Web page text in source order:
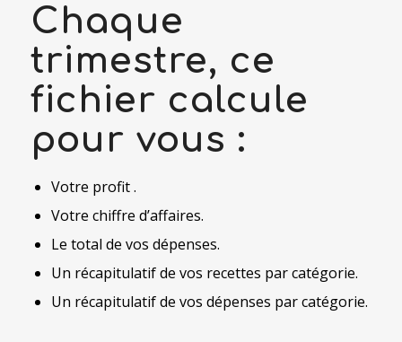
Chaque
trimestre, ce
fichier calcule
pour vous :
Votre profit .
Votre chiffre d’affaires.
Le total de vos dépenses.
Un récapitulatif de vos recettes par catégorie.
Un récapitulatif de vos dépenses par catégorie.